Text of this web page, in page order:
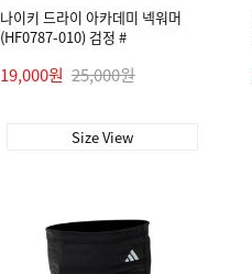
나이키 드라이 아카데미 넥워머
(HF0787-010) 검정 #
19,000원 25,000원
Size View